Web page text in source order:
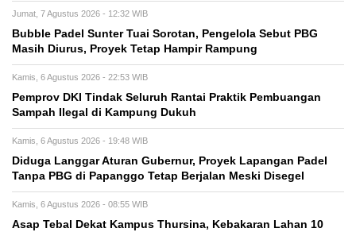
Jumat, 7 Agustus 2026 - 12:32 WIB
Bubble Padel Sunter Tuai Sorotan, Pengelola Sebut PBG
Masih Diurus, Proyek Tetap Hampir Rampung
Kamis, 6 Agustus 2026 - 22:53 WIB
Pemprov DKI Tindak Seluruh Rantai Praktik Pembuangan
Sampah Ilegal di Kampung Dukuh
Kamis, 6 Agustus 2026 - 19:48 WIB
Diduga Langgar Aturan Gubernur, Proyek Lapangan Padel
Tanpa PBG di Papanggo Tetap Berjalan Meski Disegel
Kamis, 6 Agustus 2026 - 08:55 WIB
Asap Tebal Dekat Kampus Thursina, Kebakaran Lahan 10